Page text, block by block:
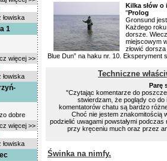
łowiska
1
więcej >>
łowiska
dobre
więcej >>
łowiska
Kilka słów
"Prolog
Gronsund
Każdego
dorsze.
miejscowym
złowić
Blue Dun” na haku nr. 10. Eksperyment
Techniczne
Parę
"Czytając komentarze do
stwierdzam, że poglądy co do
komentatorów chatu są bardzo
Choć nie jestem znakomitością
podzielić uwagami powstałymi
przy kręceniu much oraz przez
Świnka na nimfy.